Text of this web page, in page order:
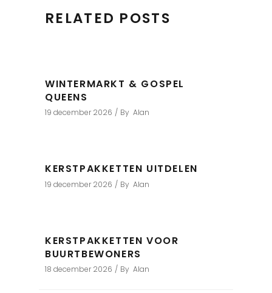
RELATED POSTS
WINTERMARKT & GOSPEL
QUEENS
19 december 2026 By Alan
KERSTPAKKETTEN UITDELEN
19 december 2026 By Alan
KERSTPAKKETTEN VOOR
BUURTBEWONERS
18 december 2026 By Alan